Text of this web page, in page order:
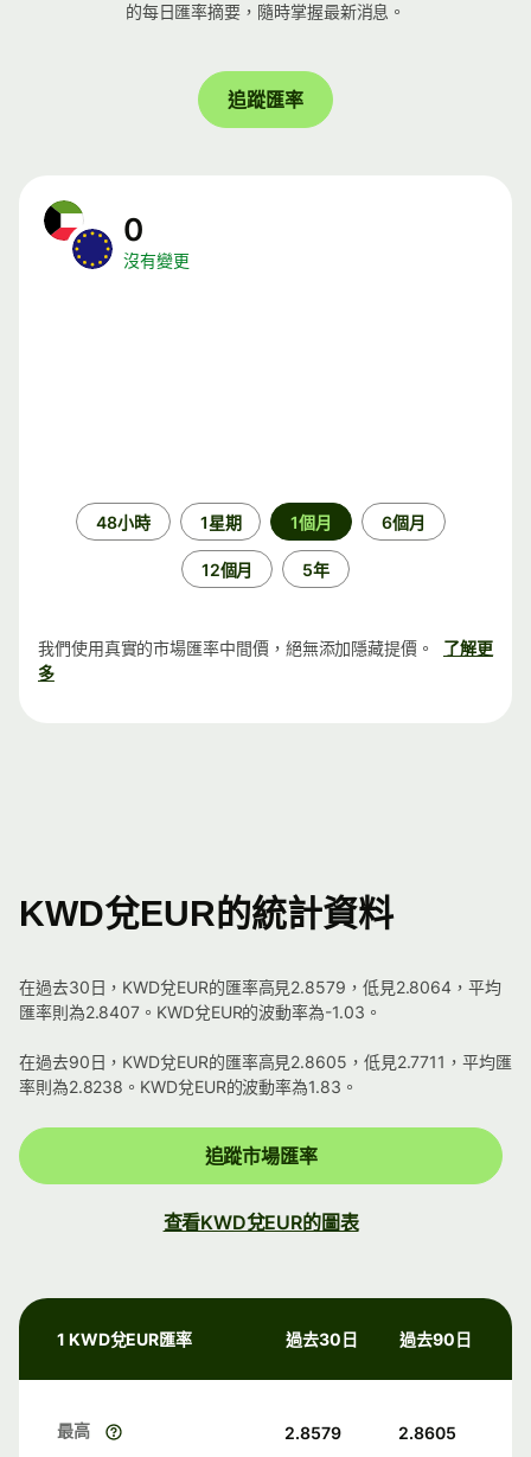
的每日匯率摘要，隨時掌握最新消息。
追蹤匯率
0
沒有變更
48小時 1星期 1個月 6個月
12個月 5年
我們使用真實的市場匯率中間價，絕無添加隱藏提價。
了解更
多
KWD兌EUR的統計資料
在過去30日，KWD兌EUR的匯率高見2.8579，低見2.8064，平均
匯率則為2.8407。KWD兌EUR的波動率為-1.03。
在過去90日，KWD兌EUR的匯率高見2.8605，低見2.7711，平均匯
率則為2.8238。KWD兌EUR的波動率為1.83。
追蹤市場匯率
查看KWD兌EUR的圖表
1 KWD兌EUR匯率 過去30日 過去90日
最高 2.8579 2.8605